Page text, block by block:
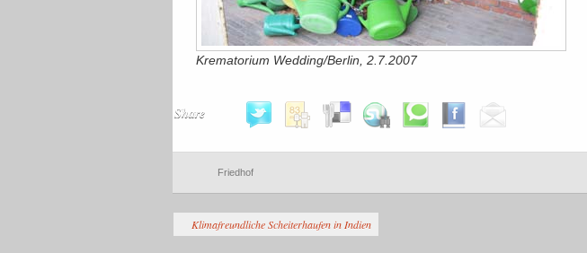
Krematorium Wedding/Berlin, 2.7.2007
Share
Friedhof
Klimafreundliche Scheiterhaufen in Indien